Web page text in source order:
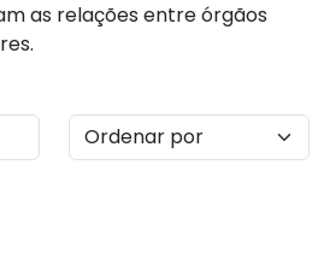
as relações entre órgãos